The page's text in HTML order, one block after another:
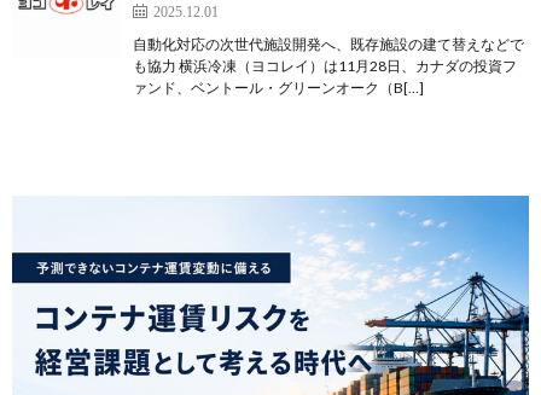
2025.12.01
自動化対応の次世代施設開発へ、既存施設の建て替えなどで
も協力 横浜冷凍（ヨコレイ）は11月28日、カナダの投資フ
ァンド、ベントール・グリーンオーク（B[…]